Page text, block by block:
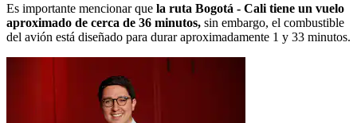
Es importante mencionar que la ruta Bogotá - Cali tiene un vuelo
aproximado de cerca de 36 minutos, sin embargo, el combustible
del avión está diseñado para durar aproximadamente 1 y 33 minutos.